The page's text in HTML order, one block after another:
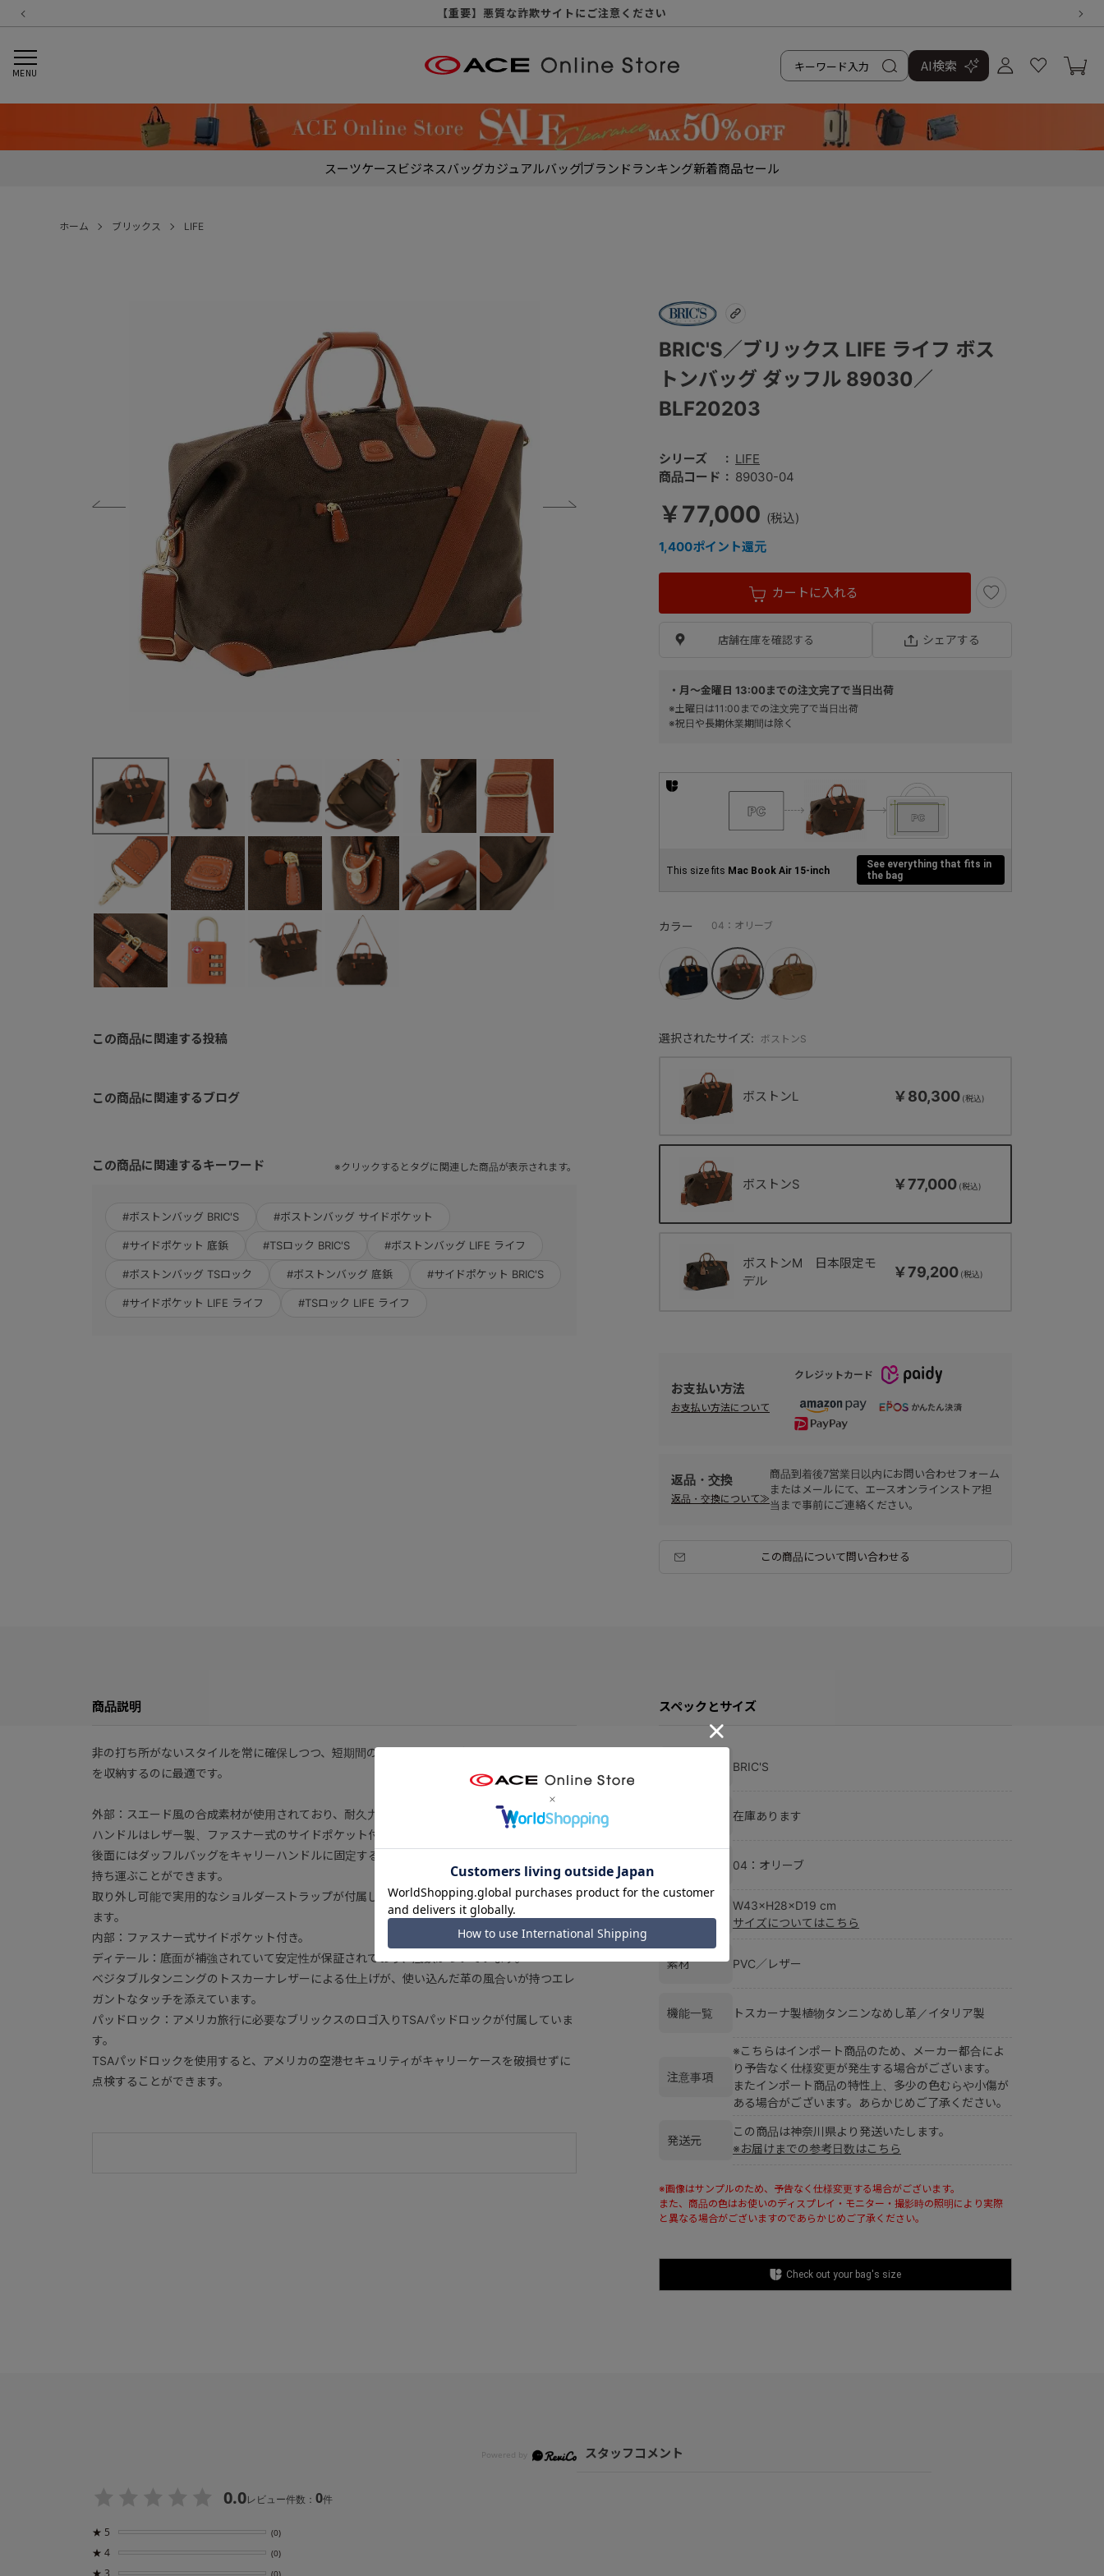
【重要】令和８年熊本地震に伴う配送への影響について
【重要】納品書・領収書ペーパーレス化（電子化）のお知らせ
【重要】天候不良や交通状況・物量増等に伴う配送への影響について
【重要】悪質な詐欺サイトにご注意ください
【重要】各種メールが届かない場合に関しまして
【重要】お問い合わせのご対応に関しまして
【重要】SNSのなりすまし詐欺にご注意ください
MENU AI検索
スーツケースビジネスバッグカジュアルバッグブランドランキング新着商品セール
ホーム ブリックス LIFE
この商品に関連する投稿
この商品に関連するブログ
この商品に関連するキーワード ※クリックするとタグに関連した商品が表示されます。
#ボストンバッグ BRIC'S #ボストンバッグ サイドポケット
#サイドポケット 底鋲 #TSロック BRIC'S #ボストンバッグ LIFE ライフ
#ボストンバッグ TSロック #ボストンバッグ 底鋲 #サイドポケット BRIC'S
#サイドポケット LIFE ライフ #TSロック LIFE ライフ
BRIC'S／ブリックス LIFE ライフ ボス
トンバッグ ダッフル 89030／
BLF20203
シリーズ LIFE
選択されたサイズ: ボストンS
商品コード 89030-04
￥77,000
1,400ポイント還元
ボストンL ￥80,300
ボストンS ￥77,000
ボストンM 日本限定モ
デル
￥79,200
カラー 04：オリーブ
This size fits Mac Book Air 15-inch
See everything that fits in
the bag
カートに入れる
・月～金曜日 13:00までの注文完了で当日出荷
※土曜日は11:00までの注文完了で当日出荷
※祝日や長期休業期間は除く
この商品について問い合わせる
返品・交換
返品・交換について≫
商品到着後7営業日以内にお問い合わせフォーム
またはメールにて、エースオンラインストア担
当まで事前にご連絡ください。
店舗在庫を確認する シェアする
お支払い方法
お支払い方法について
クレジットカード
商品説明
非の打ち所がないスタイルを常に確保しつつ、短期間の旅行や週末のお出かけに必要な持ち物
を収納するのに最適です。
外部：スエード風の合成素材が使用されており、耐久力に優れお手入れが簡単です。
ハンドルはレザー製、ファスナー式のサイドポケット付き。
後面にはダッフルバッグをキャリーハンドルに固定することができる帯がついており、簡単に
持ち運ぶことができます。
取り外し可能で実用的なショルダーストラップが付属しており、肩にかけてもご使用いただけ
ます。
内部：ファスナー式サイドポケット付き。
ディテール：底面が補強されていて安定性が保証されており、底鋲がついています。
ベジタブルタンニングのトスカーナレザーによる仕上げが、使い込んだ革の風合いが持つエレ
ガントなタッチを添えています。
パッドロック：アメリカ旅行に必要なブリックスのロゴ入りTSAパッドロックが付属していま
す。
TSAパッドロックを使用すると、アメリカの空港セキュリティがキャリーケースを破損せずに
点検することができます。
スペックとサイズ
BRIC'S
発送元
この商品は神奈川県より発送いたします。
※お届けまでの参考日数はこちら
04：オリーブ
在庫あります
W43×H28×D19 cm
サイズについてはこちら
素材 PVC／レザー
機能一覧 トスカーナ製植物タンニンなめし革／イタリア製
※画像はサンプルのため、予告なく仕様変更する場合がございます。
また、商品の色はお使いのディスプレイ・モニター・撮影時の照明により実際
と異なる場合がございますのであらかじめご了承ください。
注意事項
※こちらはインポート商品のため、メーカー都合によ
り予告なく仕様変更が発生する場合がございます。
またインポート商品の特性上、多少の色むらや小傷が
ある場合がございます。あらかじめご了承ください。
Check out your bag's size
0.0レビュー件数： 0件
★ 5 (0)
★ 4 (0)
★ 3 (0)
スタッフコメント